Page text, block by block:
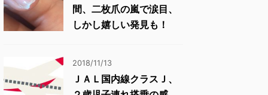
間、二枚爪の嵐で涙目、
しかし嬉しい発見も！
2018/11/13
ＪＡＬ国内線クラスＪ、